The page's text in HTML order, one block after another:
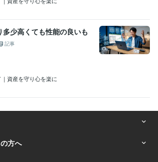
: 2008年
: 2024年
イティブツール
Photoshop:1年
年
ル:20年コミュニケーションスキル:30年
心:30年
を経験（副主任・主任）:10年
年
ング
少高くても性能の良いも
記事
資産を守り心を楽に